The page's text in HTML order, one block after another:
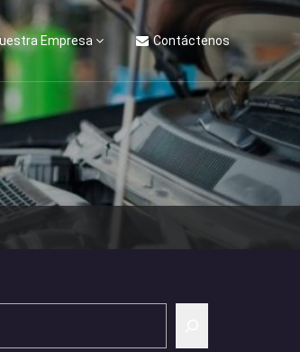
Empresa Contáctenos